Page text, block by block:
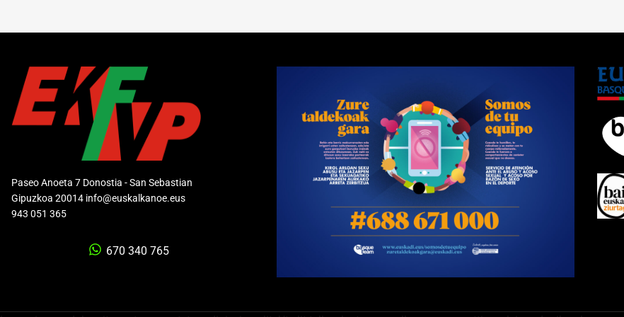
Paseo Anoeta 7 Donostia - San Sebastian
Gipuzkoa 20014 info@euskalkanoe.eus
943 051 365
670 340 765